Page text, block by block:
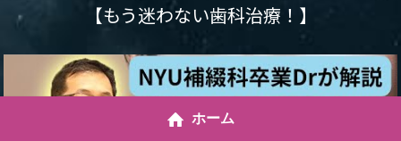
【もう迷わない歯科治療！】
ホーム